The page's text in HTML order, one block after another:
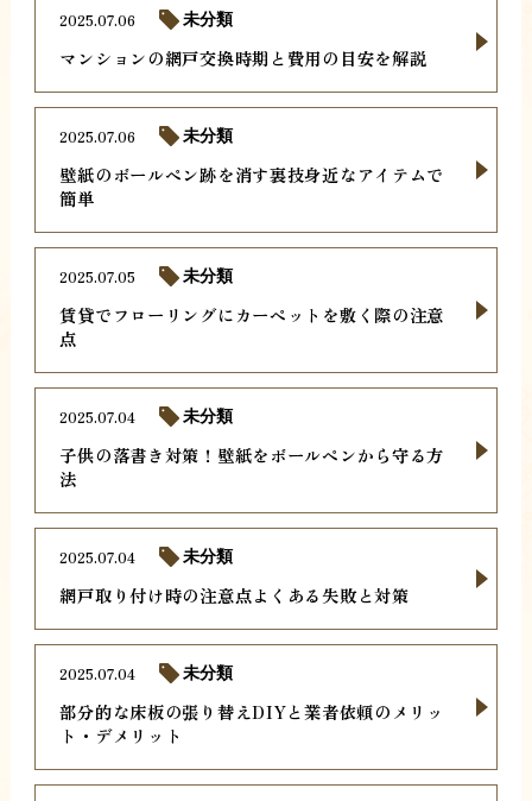
マンションの網戸交換時期と費用の目安を解説
2025.07.06 未分類
壁紙のボールペン跡を消す裏技身近なアイテムで
簡単
2025.07.06 未分類
賃貸でフローリングにカーペットを敷く際の注意
点
2025.07.05 未分類
子供の落書き対策！壁紙をボールペンから守る方
法
2025.07.04 未分類
網戸取り付け時の注意点よくある失敗と対策
2025.07.04 未分類
部分的な床板の張り替えDIYと業者依頼のメリッ
ト・デメリット
2025.07.04 未分類